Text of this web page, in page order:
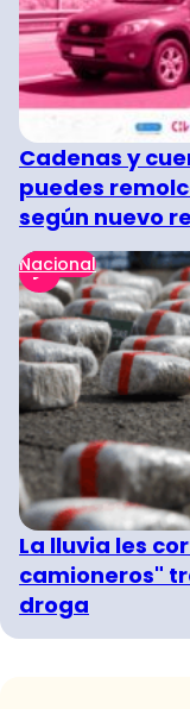
Cadenas y
puedes
según nuevo
Nacional
La lluvia les
camioneros"
droga